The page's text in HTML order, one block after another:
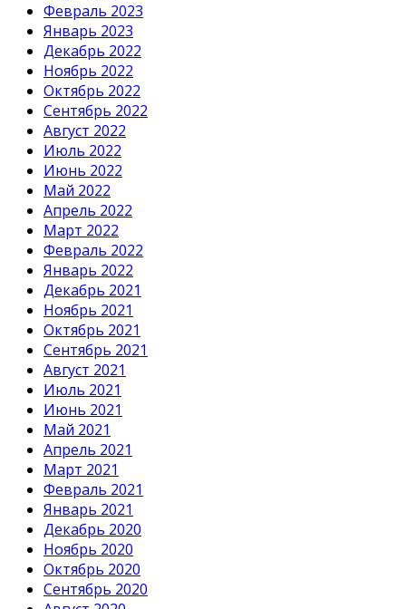
Февраль 2023
Январь 2023
Декабрь 2022
Ноябрь 2022
Октябрь 2022
Сентябрь 2022
Август 2022
Июль 2022
Июнь 2022
Май 2022
Апрель 2022
Март 2022
Февраль 2022
Январь 2022
Декабрь 2021
Ноябрь 2021
Октябрь 2021
Сентябрь 2021
Август 2021
Июль 2021
Июнь 2021
Май 2021
Апрель 2021
Март 2021
Февраль 2021
Январь 2021
Декабрь 2020
Ноябрь 2020
Октябрь 2020
Сентябрь 2020